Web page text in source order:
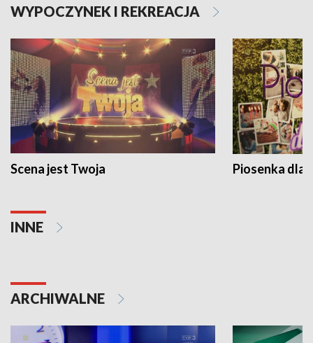
WYPOCZYNEK I REKREACJA
Scena jest Twoja Piosenka dla
INNE
ARCHIWALNE